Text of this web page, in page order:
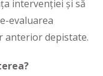
intervenției și să
evaluarea
anterior depistate.